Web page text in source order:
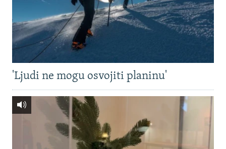
'Ljudi ne mogu osvojiti planinu'